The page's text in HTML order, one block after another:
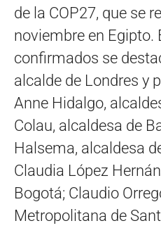
de la COP27, que se
noviembre en Egipto.
confirmados se
alcalde de Londres y
Anne Hidalgo,
Colau, alcaldesa de
Halsema, alcaldesa
Claudia López
Bogotá; Claudio
Metropolitana de